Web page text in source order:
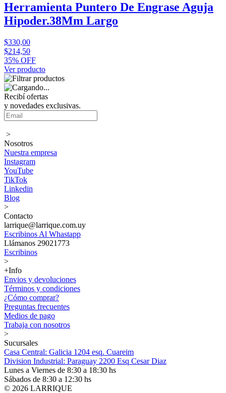
Herramienta Puntero De Engrase Aguja
Hipoder.38Mm Largo
$330,00
$214,50
35% OFF
Ver producto
Recibí ofertas
y novedades exclusivas.
>
Nosotros
Nuestra empresa
Instagram
YouTube
TikTok
Linkedin
Blog
>
Contacto
larrique@larrique.com.uy
Escribinos Al Whastapp
Llámanos 29021773
Escribinos
>
+Info
Envios y devoluciones
Términos y condiciones
¿Cómo comprar?
Preguntas frecuentes
Medios de pago
Trabaja con nosotros
>
Sucursales
Casa Central: Galicia 1204 esq. Cuareim
Division Industrial: Paraguay 2200 Esq Cesar Diaz
Lunes a Viernes de 8:30 a 18:30 hs
Sábados de 8:30 a 12:30 hs
© 2026 LARRIQUE